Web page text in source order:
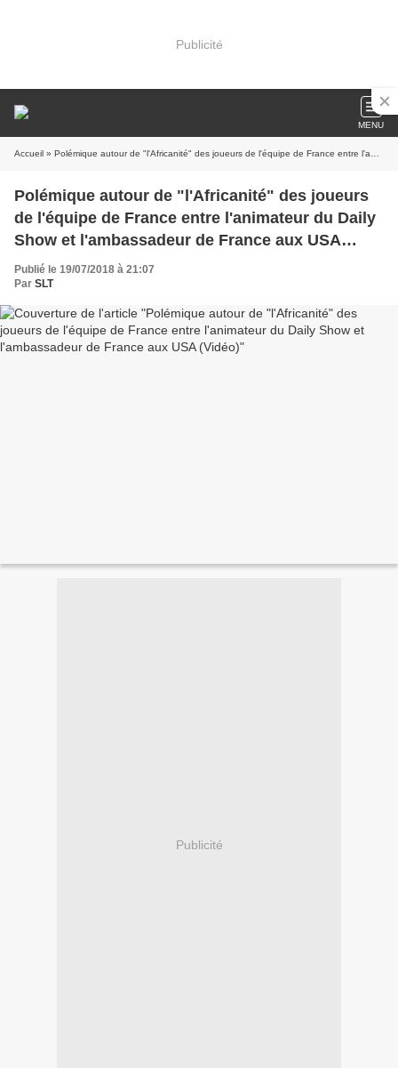
Publicité
MENU
Accueil » Polémique autour de "l'Africanité" des joueurs de l'équipe de France entre l'animateur du Daily Show et l'ambassadeur de France aux USA (Vidéo)
Polémique autour de "l'Africanité" des joueurs
de l'équipe de France entre l'animateur du Daily
Show et l'ambassadeur de France aux USA
(Vidéo)
Publié le 19/07/2018 à 21:07
Par SLT
Publicité